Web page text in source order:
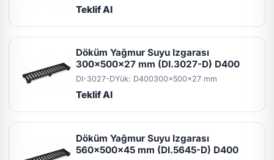
Teklif Al
Döküm Yağmur Suyu Izgarası
300x500x27 mm (DI.3027-D) D400
DI-3027-DYük: D400300x500x27 mm
Teklif Al
Döküm Yağmur Suyu Izgarası
560x500x45 mm (DI.5645-D) D400